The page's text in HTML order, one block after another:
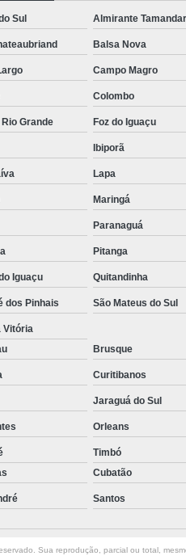
Sul Almirante
Balsa Nova
Campo Magro
Colombo
Grande Foz do Iguaçu
Ibiporã
Lapa
Maringá
Paranaguá
Pitanga
Iguaçu Quitandinha
dos Pinhais São Mateus do Sul
Vitória
Brusque
Curitibanos
Jaraguá do Sul
Orleans
Timbó
Cubatão
Santos
Sua reprodução, parcial ou total,